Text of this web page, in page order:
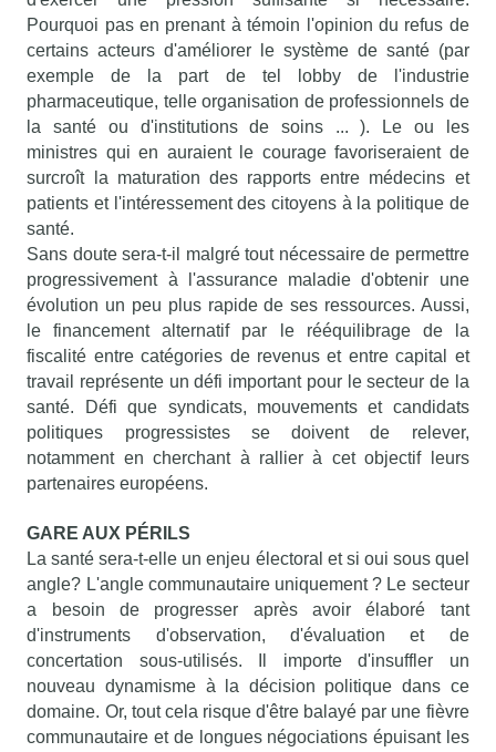
Pourquoi pas en prenant à témoin l'opinion du refus de
certains acteurs d'améliorer le système de santé (par
exemple de la part de tel lobby de l'industrie
pharmaceutique, telle organisation de professionnels de
la santé ou d'institutions de soins ... ). Le ou les
ministres qui en auraient le courage favoriseraient de
surcroît la maturation des rapports entre médecins et
patients et l'intéressement des citoyens à la politique de
santé.
Sans doute sera-t-il malgré tout nécessaire de permettre
progressivement à l'assurance maladie d'obtenir une
évolution un peu plus rapide de ses ressources. Aussi,
le financement alternatif par le rééquilibrage de la
fiscalité entre catégories de revenus et entre capital et
travail représente un défi important pour le secteur de la
santé. Défi que syndicats, mouvements et candidats
politiques progressistes se doivent de relever,
notamment en cherchant à rallier à cet objectif leurs
partenaires européens.
GARE AUX PÉRILS
La santé sera-t-elle un enjeu électoral et si oui sous quel
angle? L'angle communautaire uniquement ? Le secteur
a besoin de progresser après avoir élaboré tant
d'instruments d'observation, d'évaluation et de
concertation sous-utilisés. Il importe d'insuffler un
nouveau dynamisme à la décision politique dans ce
domaine. Or, tout cela risque d'être balayé par une fièvre
communautaire et de longues négociations épuisant les